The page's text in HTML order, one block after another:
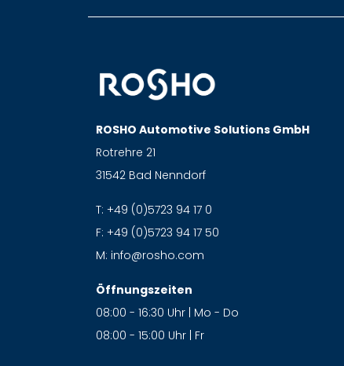
ROSHO Automotive Solutions GmbH
Rotrehre 21
31542 Bad Nenndorf
T: +49 (0)5723 94 17 0
F: +49 (0)5723 94 17 50
M: info@rosho.com
Öffnungszeiten
08:00 - 16:30 Uhr | Mo - Do
08:00 - 15:00 Uhr | Fr